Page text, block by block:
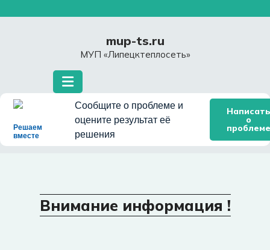
mup-ts.ru
МУП «Липецктеплосеть»
Решаем
вместе
Сообщите о проблеме и
оцените результат её
решения
Написать
о
проблеме
Внимание информация !